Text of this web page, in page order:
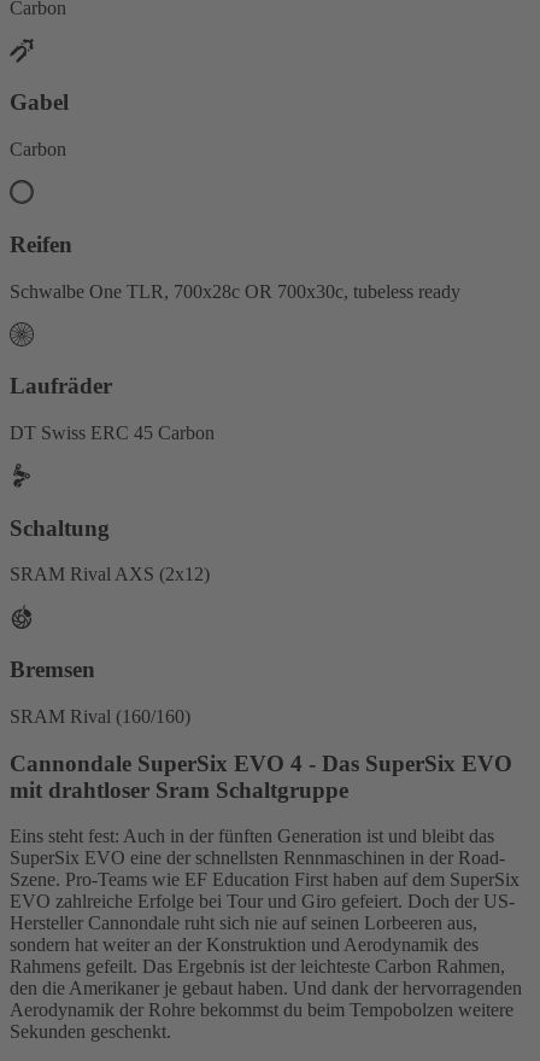
Carbon
Gabel
Carbon
Reifen
Schwalbe One TLR, 700x28c OR 700x30c, tubeless ready
Laufräder
DT Swiss ERC 45 Carbon
Schaltung
SRAM Rival AXS (2x12)
Bremsen
SRAM Rival (160/160)
Cannondale SuperSix EVO 4 - Das SuperSix EVO
mit drahtloser Sram Schaltgruppe
Eins steht fest: Auch in der fünften Generation ist und bleibt das
SuperSix EVO eine der schnellsten Rennmaschinen in der Road-
Szene. Pro-Teams wie EF Education First haben auf dem SuperSix
EVO zahlreiche Erfolge bei Tour und Giro gefeiert. Doch der US-
Hersteller Cannondale ruht sich nie auf seinen Lorbeeren aus,
sondern hat weiter an der Konstruktion und Aerodynamik des
Rahmens gefeilt. Das Ergebnis ist der leichteste Carbon Rahmen,
den die Amerikaner je gebaut haben. Und dank der hervorragenden
Aerodynamik der Rohre bekommst du beim Tempobolzen weitere
Sekunden geschenkt.